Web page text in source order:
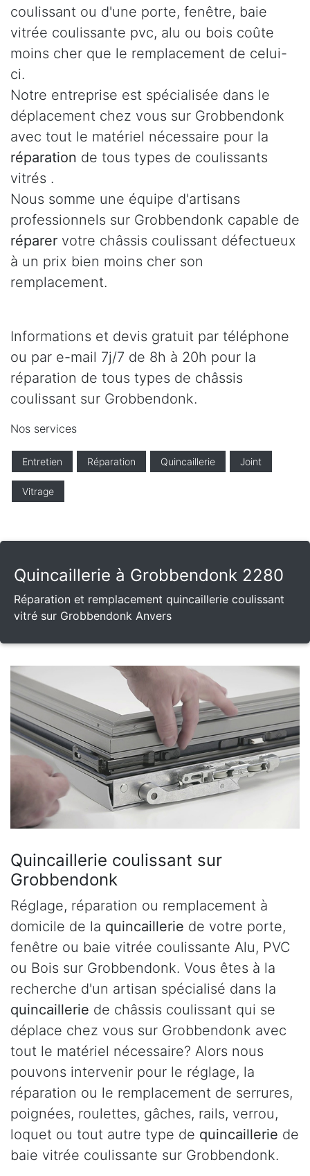
coulissant ou d'une porte, fenêtre, baie
vitrée coulissante pvc, alu ou bois coûte
moins cher que le remplacement de celui-
ci.
Notre entreprise est spécialisée dans le
déplacement chez vous sur Grobbendonk
avec tout le matériel nécessaire pour la
réparation de tous types de coulissants
vitrés .
Nous somme une équipe d'artisans
professionnels sur Grobbendonk capable de
réparer votre châssis coulissant défectueux
à un prix bien moins cher son
remplacement.
Informations et devis gratuit par téléphone
ou par e-mail 7j/7 de 8h à 20h pour la
réparation de tous types de châssis
coulissant sur Grobbendonk.
Nos services
Entretien Réparation Quincaillerie Joint
Vitrage
Quincaillerie à Grobbendonk 2280
Réparation et remplacement quincaillerie coulissant
vitré sur Grobbendonk Anvers
Quincaillerie coulissant sur
Grobbendonk
Réglage, réparation ou remplacement à
domicile de la quincaillerie de votre porte,
fenêtre ou baie vitrée coulissante Alu, PVC
ou Bois sur Grobbendonk. Vous êtes à la
recherche d'un artisan spécialisé dans la
quincaillerie de châssis coulissant qui se
déplace chez vous sur Grobbendonk avec
tout le matériel nécessaire? Alors nous
pouvons intervenir pour le réglage, la
réparation ou le remplacement de serrures,
poignées, roulettes, gâches, rails, verrou,
loquet ou tout autre type de quincaillerie de
baie vitrée coulissante sur Grobbendonk.